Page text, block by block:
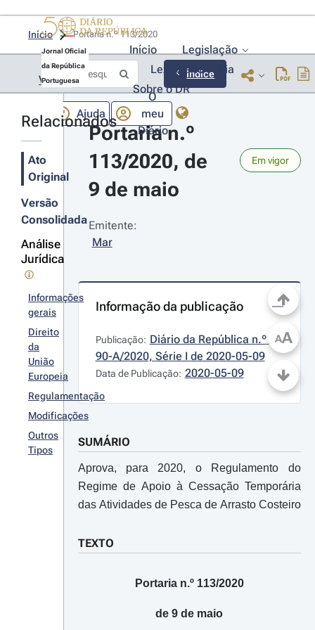
Jornal Oficial
da República
Portuguesa
Início
Legislação
Lexionário
Lia
Sobre o DR
Ajuda
O
meu
Diário
Início
Voltar Índice
Relacionados
Ato
Original
Versão
Consolidada
Análise
Jurídica
Informações
gerais
Direito
da
União
Europeia
Regulamentação
Modificações
Outros
Tipos
Portaria n.º
113/2020, de
9 de maio
Em vigor
Emitente:
Mar
Informação da publicação
Publicação: Diário da República n.º
90-A/2020, Série I de 2020-05-09
Data de Publicação: 2020-05-09
SUMÁRIO
Aprova, para 2020, o Regulamento do
Regime de Apoio à Cessação Temporária
das Atividades de Pesca de Arrasto Costeiro
TEXTO
Portaria n.º 113/2020
de 9 de maio
AA